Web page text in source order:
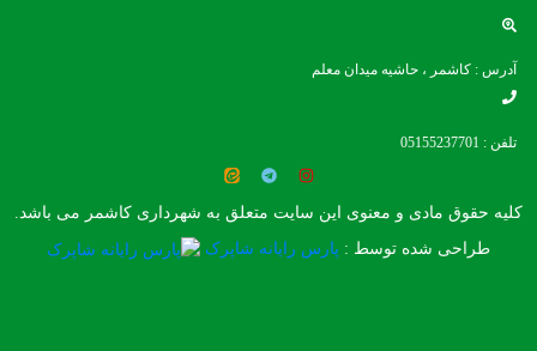
آدرس : کاشمر ، حاشیه میدان معلم
تلفن : 05155237701
کلیه حقوق مادی و معنوی این سایت متعلق به شهرداری کاشمر می باشد.
طراحی شده توسط : پارس رایانه شاپرک